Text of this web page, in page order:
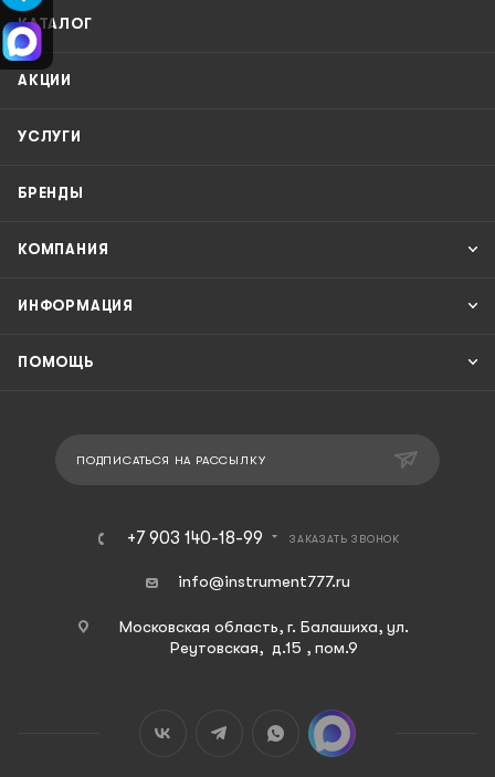
КАТАЛОГ
АКЦИИ
УСЛУГИ
БРЕНДЫ
КОМПАНИЯ
ИНФОРМАЦИЯ
ПОМОЩЬ
ПОДПИСАТЬСЯ НА РАССЫЛКУ
+7 903 140-18-99 ЗАКАЗАТЬ ЗВОНОК
info@instrument777.ru
Московская область, г. Балашиха, ул.
Реутовская, д.15 , пом.9